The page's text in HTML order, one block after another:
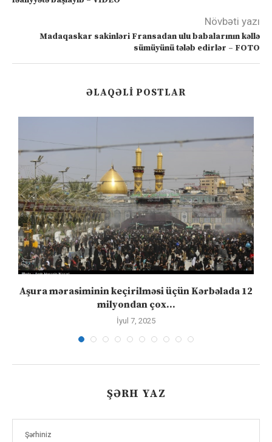
Növbəti yazı
Madaqaskar sakinləri Fransadan ulu babalarının kəllə
sümüyünü tələb edirlər – FOTO
ƏLAQƏLI POSTLAR
Aşura mərasiminin keçirilməsi üçün Kərbəlada 12
milyondan çox...
İyul 7, 2025
ŞƏRH YAZ